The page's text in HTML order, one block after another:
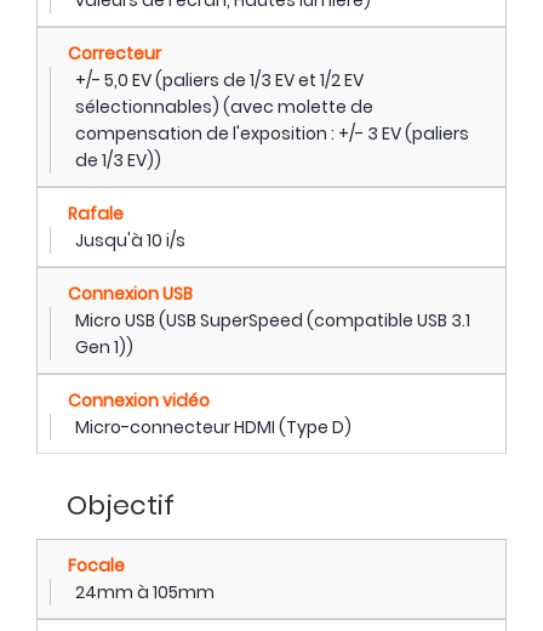
Correcteur
+/- 5,0 EV (paliers de 1/3 EV et 1/2 EV
sélectionnables) (avec molette de
compensation de l'exposition : +/- 3 EV (paliers
de 1/3 EV))
Rafale
Jusqu'à 10 i/s
Connexion USB
Micro USB (USB SuperSpeed (compatible USB 3.1
Gen 1))
Connexion vidéo
Micro-connecteur HDMI (Type D)
Objectif
Focale
24mm à 105mm